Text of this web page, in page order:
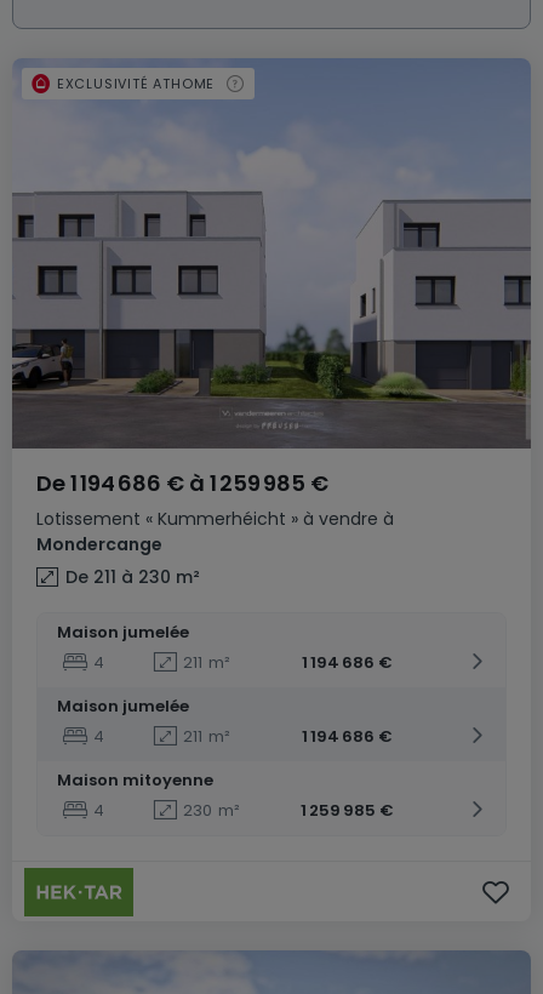
Lotissement « Kummerhéicht » à vendre à
Mondercange
De1 194 686 € à 1 259 985 €
De 211 à 230 m²
EXCLUSIVITÉ ATHOME
Maison jumelée
4
211 m²
1 194 686 €
Maison jumelée
4
211 m²
1 194 686 €
Maison mitoyenne
4
230 m² 1 259 985 €